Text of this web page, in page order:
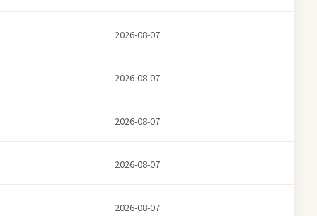
2026-08-07
2026-08-07
2026-08-07
2026-08-07
2026-08-07